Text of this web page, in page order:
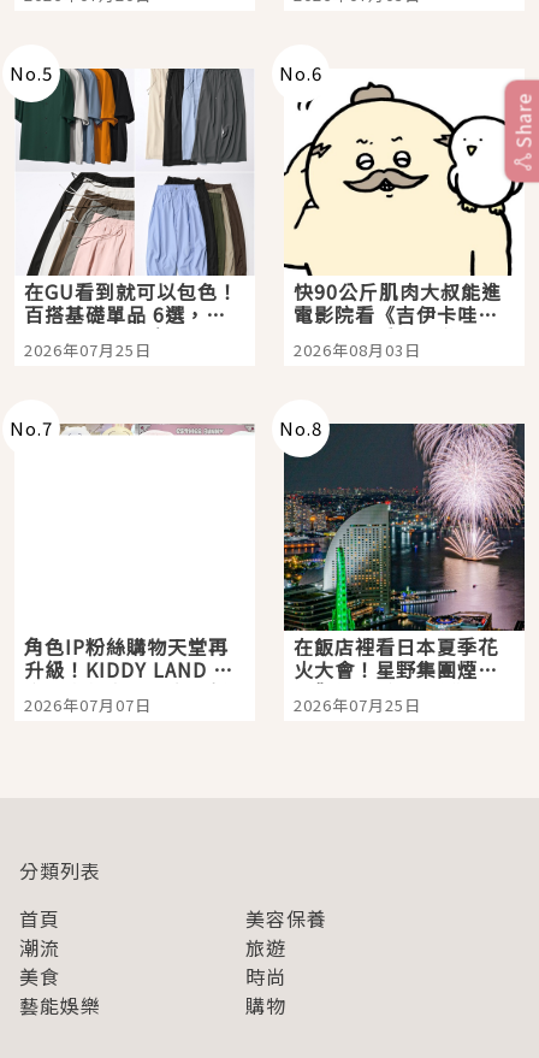
No.5
在GU看到就可以包色！
百搭基礎單品 6選，閉
眼全收也不心疼
2026年07月25日
No.6
快90公斤肌肉大叔能進
電影院看《吉伊卡哇》
嗎？日本重金屬樂團
「打首」會長與nagano
2026年08月03日
No.7
角色IP粉絲購物天堂再
升級！KIDDY LAND 原
宿店吉伊卡哇迎客，新
開幕 OMOKADO 店3分
2026年07月07日
No.8
在飯店裡看日本夏季花
火大會！星野集團煙火
景觀飯店6選，讓你不用
人擠人悠閒欣賞
2026年07月25日
Share
分類列表
首頁
美容保養
潮流
旅遊
美食
時尚
藝能娛樂
購物